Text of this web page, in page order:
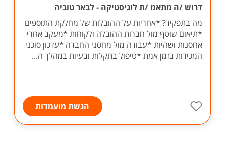
דרוש /ה מתאמ /ת לוגיסטיקה - לבאר טוביה
מה בתפקיד? *אחריות על ההובלות של מחלקת התוספים
*תיאום שוטף מול חברות ההובלה ולקוחות *מעקב אחרי
אחסנות ושהיות *עבודה מול מחסני החברה *עדכון סוכני
המכירות בזמן אמת *טיפול בתקלות ובעיות במהלך ה...
הגשת מועמדות